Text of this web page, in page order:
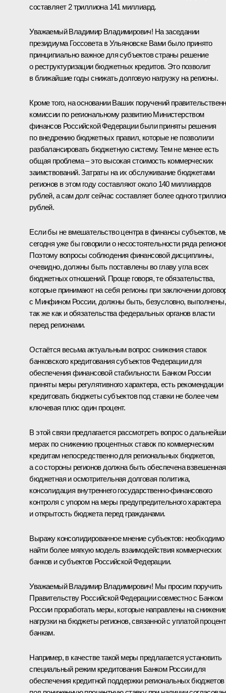
составляет 2 триллиона 141 миллиард.
Уважаемый Владимир Владимирович! На заседании
президиума Госсовета в Ульяновске Вами было принято
принципиально важное для субъектов страны решение
о реструктуризации бюджетных кредитов. Это позволит
в ближайшие годы снижать долговую нагрузку на регионы.
Кроме того, на основании Ваших поручений
комиссии по региональному развитию Министерством
финансов Российской Федерации были приняты решения
по внедрению бюджетных правил, которые не позволили
разбалансировать бюджетную систему. Тем не менее есть
общая проблема – это высокая стоимость коммерческих
заимствований. Затраты на их обслуживание бюджетами
регионов в этом году составляют около 140 миллиардов
рублей, а сам долг сейчас составляет более одного
рублей.
Если бы не вмешательство центра в финансы субъектов,
сегодня уже бы говорили о несостоятельности ряда
Поэтому вопросы соблюдения финансовой дисциплины,
очевидно, должны быть поставлены во главу угла всех
бюджетных отношений. Проще говоря, те обязательства,
которые принимают на себя регионы при заключении
с Минфином России, должны быть, безусловно, выполнены,
так же как и обязательства федеральных органов власти
перед регионами.
Остаётся весьма актуальным вопрос снижения ставок
банковского кредитования субъектов Федерации для
обеспечения финансовой стабильности. Банком России
приняты меры регулятивного характера, есть рекомендации
кредитовать бюджеты субъектов под ставки не более чем
ключевая плюс один процент.
В этой связи предлагается рассмотреть вопрос о
мерах по снижению процентных ставок по коммерческим
кредитам непосредственно для региональных бюджетов,
а со стороны регионов должна быть обеспечена взвешенная
бюджетная и осмотрительная долговая политика,
консолидация внутреннего государственно-финансового
контроля с упором на меры предупредительного характера
и открытость бюджета перед гражданами.
Выражу консолидированное мнение субъектов: необходимо
найти более мягкую модель взаимодействия коммерческих
банков и субъектов Российской Федерации.
Уважаемый Владимир Владимирович! Мы просим поручить
Правительству Российской Федерации совместно с Банком
России проработать меры, которые направлены на
нагрузки на бюджеты регионов, связанной с уплатой
банкам.
Например, в качестве такой меры предлагается установить
специальный режим кредитования Банком России для
обеспечения кредитной поддержки региональных бюджетов